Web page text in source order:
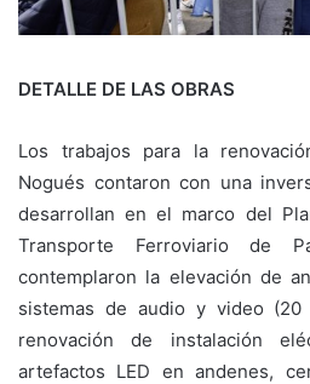
DETALLE DE LAS OBRAS
Los trabajos para la
Nogués contaron con una
desarrollan en el marco del
Transporte Ferroviario de
contemplaron la elevación de
sistemas de audio y video (20
renovación de instalación
artefactos LED en andenes,